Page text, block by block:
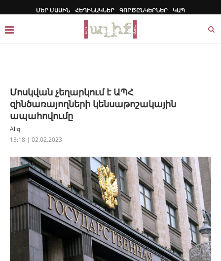
ՄԵՐ ՄԱՍԻՆ ՀԵՂԻՆԱԿՆԵՐ ԳՈՐԾԸՆԿԵՐՆԵՐ ԿԱՊ
Մոսկվան չեղարկում է ԱՊՀ
զինծառայողների կենսաթոշակային
ապահովումը
Aliq
13:18 | 02.02.2023